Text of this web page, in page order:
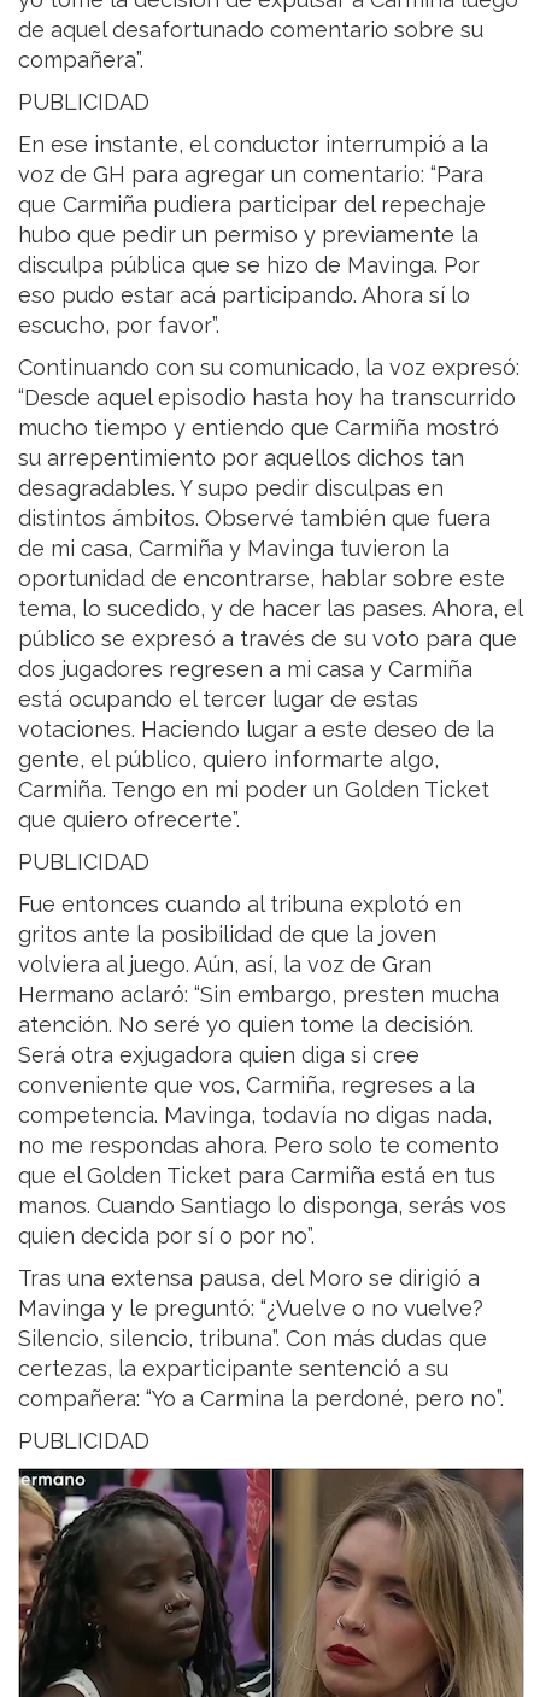
de aquel desafortunado comentario sobre su
compañera”.
PUBLICIDAD
En ese instante, el conductor interrumpió a la
voz de GH para agregar un comentario: “Para
que Carmiña pudiera participar del repechaje
hubo que pedir un permiso y previamente la
disculpa pública que se hizo de Mavinga. Por
eso pudo estar acá participando. Ahora sí lo
escucho, por favor”.
Continuando con su comunicado, la voz expresó:
“Desde aquel episodio hasta hoy ha transcurrido
mucho tiempo y entiendo que Carmiña mostró
su arrepentimiento por aquellos dichos tan
desagradables. Y supo pedir disculpas en
distintos ámbitos. Observé también que fuera
de mi casa, Carmiña y Mavinga tuvieron la
oportunidad de encontrarse, hablar sobre este
tema, lo sucedido, y de hacer las pases. Ahora, el
público se expresó a través de su voto para que
dos jugadores regresen a mi casa y Carmiña
está ocupando el tercer lugar de estas
votaciones. Haciendo lugar a este deseo de la
gente, el público, quiero informarte algo,
Carmiña. Tengo en mi poder un Golden Ticket
que quiero ofrecerte”.
PUBLICIDAD
Fue entonces cuando al tribuna explotó en
gritos ante la posibilidad de que la joven
volviera al juego. Aún, así, la voz de Gran
Hermano aclaró: “Sin embargo, presten mucha
atención. No seré yo quien tome la decisión.
Será otra exjugadora quien diga si cree
conveniente que vos, Carmiña, regreses a la
competencia. Mavinga, todavía no digas nada,
no me respondas ahora. Pero solo te comento
que el Golden Ticket para Carmiña está en tus
manos. Cuando Santiago lo disponga, serás vos
quien decida por sí o por no”.
Tras una extensa pausa, del Moro se dirigió a
Mavinga y le preguntó: “¿Vuelve o no vuelve?
Silencio, silencio, tribuna”. Con más dudas que
certezas, la exparticipante sentenció a su
compañera: “Yo a Carmina la perdoné, pero no”.
PUBLICIDAD